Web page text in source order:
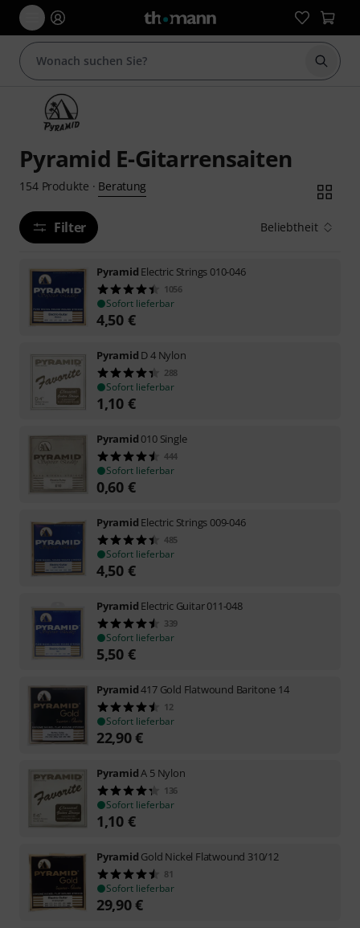
Suche
Pyramid E-Gitarrensaiten
154 Produkte · Beratung
Filter Beliebtheit
Pyramid Electric Strings 010-046
1056
Sofort lieferbar
4,50 €
Pyramid D 4 Nylon
288
Sofort lieferbar
1,10 €
Pyramid 010 Single
444
Sofort lieferbar
0,60 €
Pyramid Electric Strings 009-046
485
Sofort lieferbar
4,50 €
Pyramid Electric Guitar 011-048
339
Sofort lieferbar
5,50 €
Pyramid417 Gold Flatwound Baritone 14
12
Sofort lieferbar
22,90€
PyramidA 5 Nylon
136
Sofort lieferbar
1,10 €
Pyramid Gold Nickel Flatwound 310/12
81
Sofort lieferbar
29,90€